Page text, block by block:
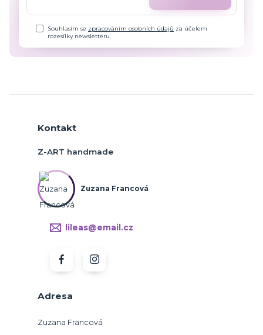
Souhlasím se zpracováním osobních údajů za účelem
rozesílky newsletteru.
Adresa
Zuzana Francová
Kontakt
Z-ART handmade
Zuzana Francová
lileas@email.cz